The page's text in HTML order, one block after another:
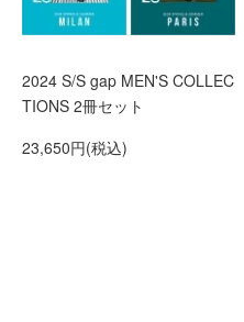
2024 S/S gap MEN'S COLLEC
TIONS 2冊セット
23,650円(税込)